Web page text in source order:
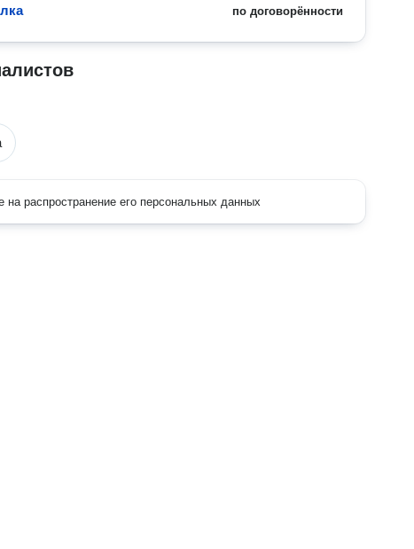
по договорённости
на распространение его персональных данных